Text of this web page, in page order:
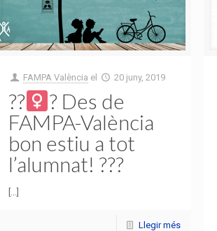
FAMPA València el 20 juny, 2019
??‍
? Des de
FAMPA-València
bon estiu a tot
l’alumnat! ???
Llegir més